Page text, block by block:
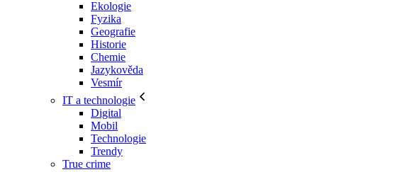
Ekologie
Fyzika
Geografie
Historie
Chemie
Jazykověda
Vesmír
IT a technologie
Digital
Mobil
Technologie
Trendy
True crime